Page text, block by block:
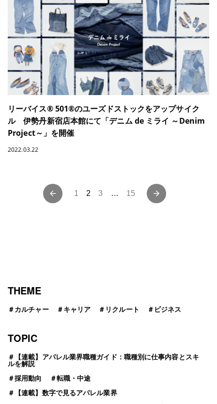
リーバイス® 501®のユーズドストックをアップサイク
ル 伊勢丹新宿店本館にて「デニム de ミライ ～Denim
Project～」を開催
2022.03.22
投
シ
1 2 3 … 15
THEME
＃カルチャー ＃キャリア ＃ リクルート ＃ ビジネス
TOPIC
＃ 【連載】アパレル業界職種ガイド：職種別に仕事内容とスキ
ルを解説
＃採用動向 ＃転職・中途
＃ 【連載】数字で見るアパレル業界